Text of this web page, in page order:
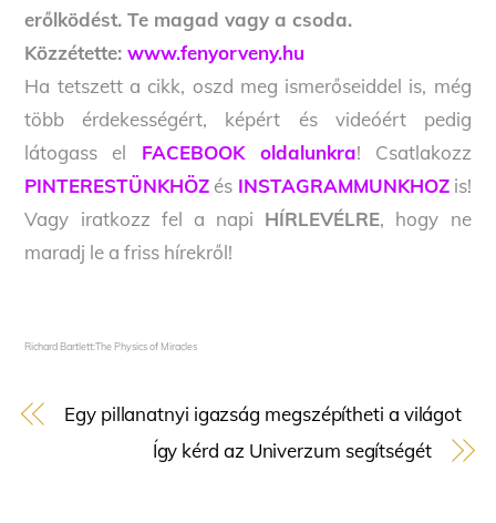
erőlködést. Te magad vagy a csoda.
Közzétette:www.fenyorveny.hu
Ha tetszett a cikk, oszd meg ismerőseiddel is, még
több érdekességért, képért és videóért pedig
látogass el FACEBOOK oldalunkra! Csatlakozz
PINTERESTÜNKHÖZ és INSTAGRAMMUNKHOZis!
Vagy iratkozz fel a napi HÍRLEVÉLRE, hogy ne
maradj le a friss hírekről!
Richard Bartlett:The Physics of Miracles
Egy pillanatnyi igazság megszépítheti a világot
Így kérd az Univerzum segítségét